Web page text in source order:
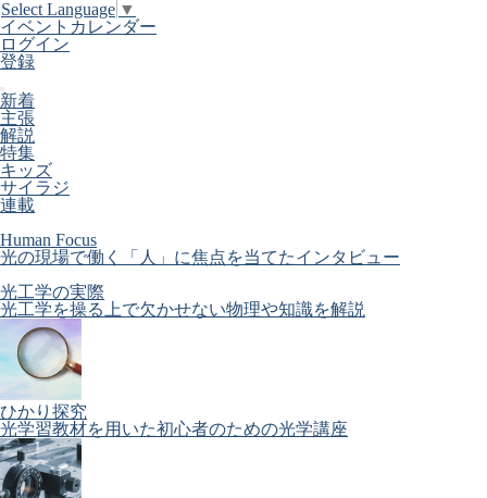
Select Language ▼
イベントカレンダー
ログイン
登録
新着
主張
解説
特集
キッズ
サイラジ
連載
Human Focus
光の現場で働く「人」に焦点を当てたインタビュー
光工学の実際
光工学を操る上で欠かせない物理や知識を解説
ひかり探究
光学習教材を用いた初心者のための光学講座